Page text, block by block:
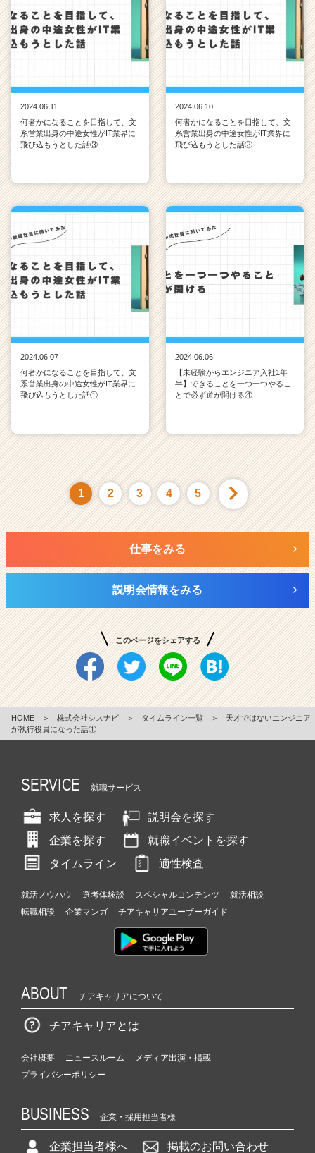
2024.06.11
何者かになることを目指して、文
系営業出身の中途女性がIT業界に
飛び込もうとした話③
2024.06.10
何者かになることを目指して、文
系営業出身の中途女性がIT業界に
飛び込もうとした話②
2024.06.07
何者かになることを目指して、文
系営業出身の中途女性がIT業界に
飛び込もうとした話①
2024.06.06
【未経験からエンジニア入社1年
半】できることを一つ一つやるこ
とで必ず道が開ける④
1 2 3 4 5
仕事をみる
説明会情報をみる
このページをシェアする
HOME ＞ 株式会社シスナビ ＞ タイムライン一覧 ＞
天才ではないエンジニア
が執行役員になった話①
SERVICE 就職サービス
求人を探す
説明会を探す
企業を探す
就職イベントを探す
タイムライン
適性検査
就活ノウハウ 選考体験談 スペシャルコンテンツ
就活相談
転職相談
企業マンガ チアキャリアユーザーガイド
ABOUT チアキャリアについて
チアキャリアとは
会社概要 ニュースルーム
メディア出演・掲載
プライバシーポリシー
BUSINESS 企業・採用担当者様
企業担当者様へ 掲載のお問い合わせ